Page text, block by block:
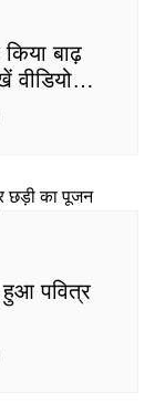
बाढ़
वीडियो…
हुआ पवित्र